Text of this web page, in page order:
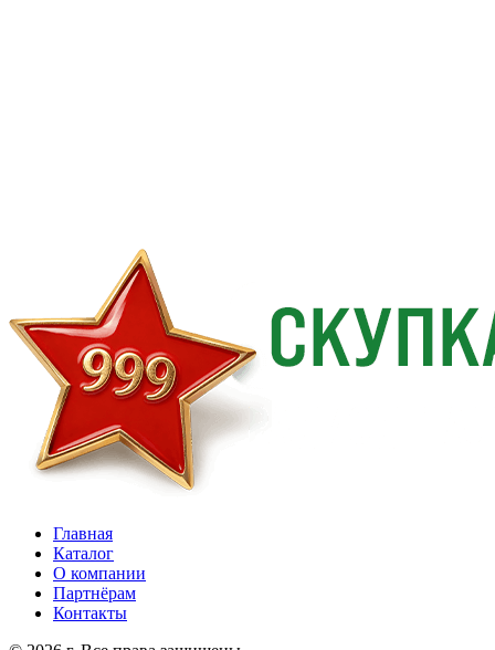
Главная
Каталог
О компании
Партнёрам
Контакты